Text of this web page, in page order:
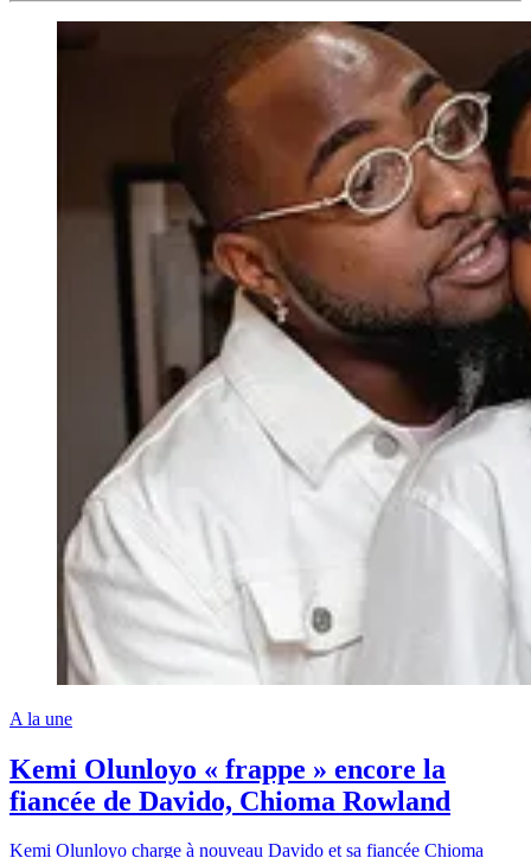
A la une
Kemi Olunloyo « frappe » encore la
fiancée de Davido, Chioma Rowland
Kemi Olunloyo charge à nouveau Davido et sa fiancée Chioma